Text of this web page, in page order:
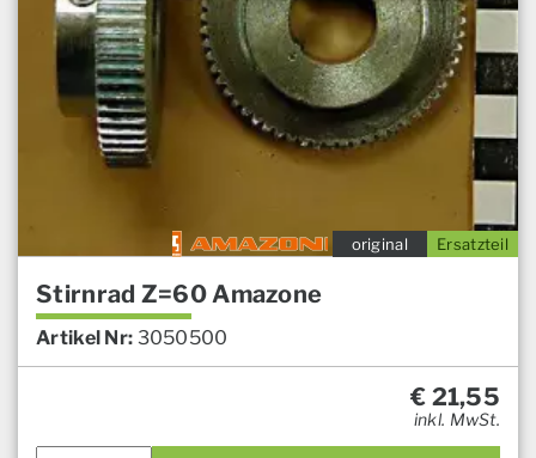
Ersatzteil
original
Stirnrad Z=60 Amazone
Artikel Nr: 3050500
€ 21,55
inkl. MwSt.